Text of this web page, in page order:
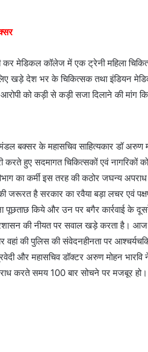
i
l
मेडिकल कॉलेज में एक ट्रेनी महिला
खड़े देश भर के चिकित्सक तथा इंडियन
को कड़ी से कड़ी सजा दिलाने की मांग
मंडल बक्सर के महासचिव साहित्यकार डॉ
करते हुए सदमागत चिकित्सकों एवं
का कर्मी इस तरह की कठोर जघन्य
जरूरत है सरकार का रवैया बड़ा लचर एवं
पूछताछ किये और उन पर बगैर कार्रवाई के
की नीयत पर सवाल खड़े करता है। आज
वहां की पुलिस की संवेदनहीनता पर
और महासचिव डॉक्टर अरुण मोहन भारवि
करते समय 100 बार सोचने पर मजबूर हो।